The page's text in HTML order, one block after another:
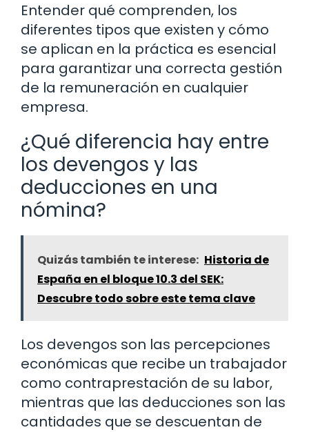
Entender qué comprenden, los
diferentes tipos que existen y cómo
se aplican en la práctica es esencial
para garantizar una correcta gestión
de la remuneración en cualquier
empresa.
¿Qué diferencia hay entre
los devengos y las
deducciones en una
nómina?
Quizás también te interese: Historia de
España en el bloque 10.3 del SEK:
Descubre todo sobre este tema clave
Los devengos son las percepciones
económicas que recibe un trabajador
como contraprestación de su labor,
mientras que las deducciones son las
cantidades que se descuentan de